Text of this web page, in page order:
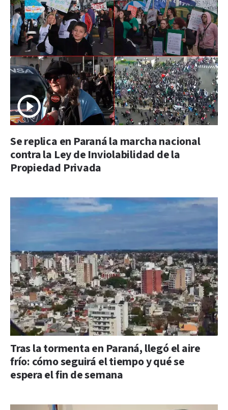
Se replica en Paraná la marcha nacional
contra la Ley de Inviolabilidad de la
Propiedad Privada
Tras la tormenta en Paraná, llegó el aire
frío: cómo seguirá el tiempo y qué se
espera el fin de semana